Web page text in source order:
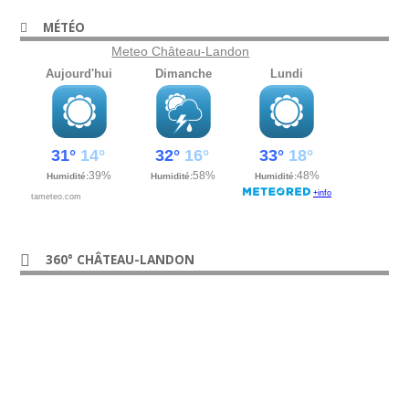
MÉTÉO
Meteo Château-Landon
360° CHÂTEAU-LANDON